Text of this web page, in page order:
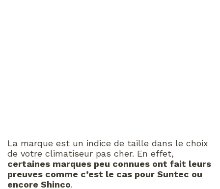
La marque est un indice de taille dans le choix
de votre climatiseur pas cher. En effet,
certaines marques peu connues ont fait leurs
preuves comme c’est le cas pour Suntec ou
encore Shinco.